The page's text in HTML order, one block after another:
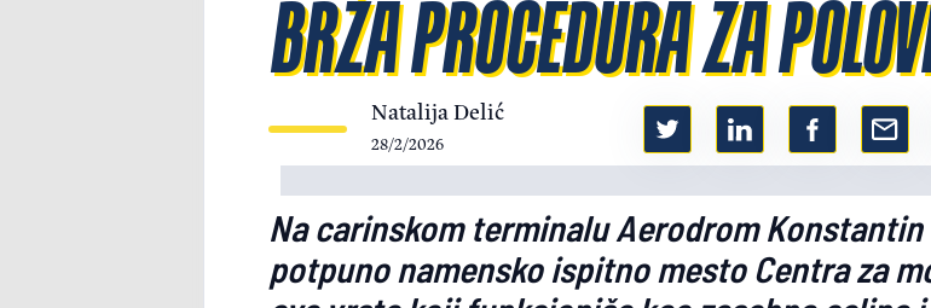
BRŽA PROCEDURA ZA
Natalija Delić
28/2/2026
Na carinskom terminalu Aerodrom
potpuno namensko ispitno mesto Centra za